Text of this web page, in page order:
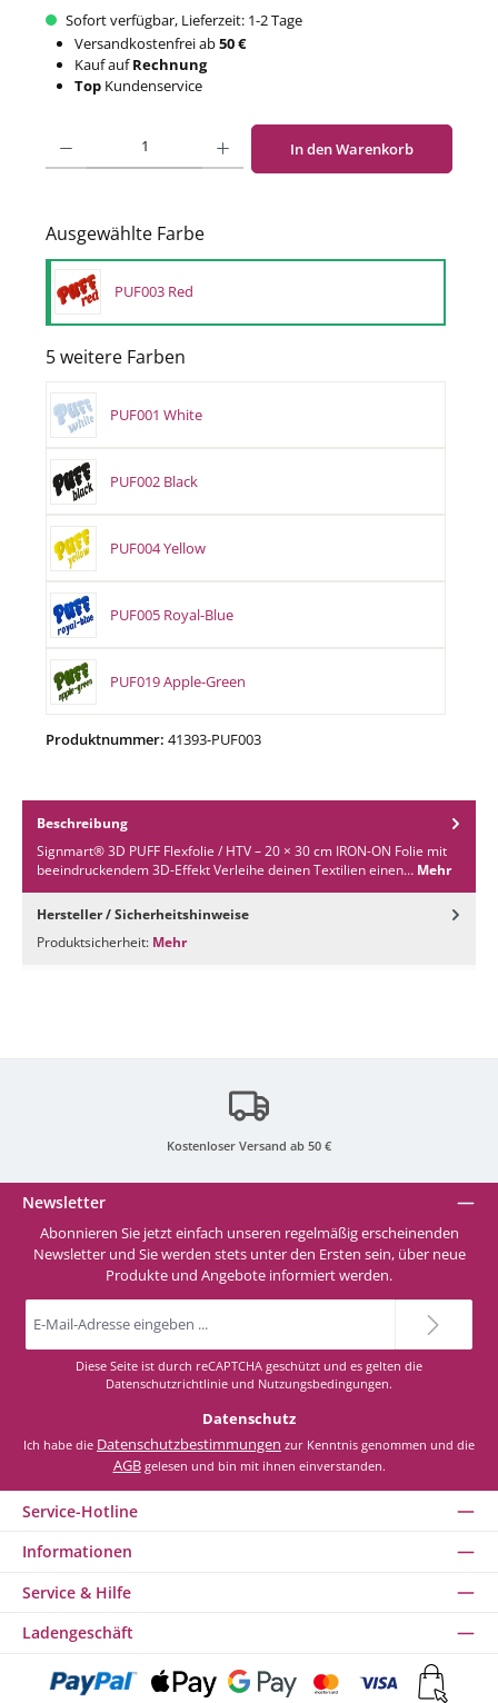
Sofort verfügbar, Lieferzeit: 1-2 Tage
Versandkostenfrei ab50 €
Kauf aufRechnung
TopKundenservice
Produkt Anzahl: Gib den gewünschten Wert ein oder benutze die Schaltflächen um
In den Warenkorb
Ausgewählte Farbe
PUF003 Red
5 weitere Farben
PUF001 White
PUF002 Black
PUF004 Yellow
PUF005 Royal-Blue
PUF019 Apple-Green
Produktnummer: 41393-PUF003
Beschreibung
Signmart® 3D PUFF Flexfolie / HTV – 20 × 30 cm IRON-ON Folie mit
beeindruckendem 3D-Effekt Verleihe deinen Textilien einen… Mehr
Hersteller / Sicherheitshinweise
Produktsicherheit: Mehr
Kostenloser Versand ab 50 €
Newsletter
Abonnieren Sie jetzt einfach unseren regelmäßig erscheinenden
Newsletter und Sie werden stets unter den Ersten sein, über neue
Produkte und Angebote informiert werden.
Mail-
*
Diese Seite ist durch reCAPTCHA geschützt und es gelten die
Datenschutzrichtlinie und Nutzungsbedingungen.
Datenschutz
Ich habe die Datenschutzbestimmungen zur Kenntnis genommen und die
AGBgelesen und bin mit ihnen einverstanden.
Service-Hotline
Informationen
Service & Hilfe
Ladengeschäft